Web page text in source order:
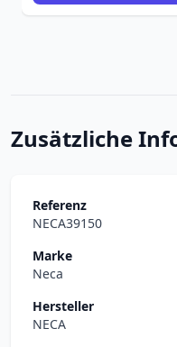
Zusätzliche
Referenz
NECA39150
Marke
Neca
Hersteller
NECA